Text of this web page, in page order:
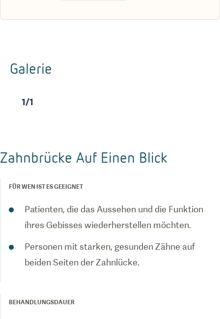
Galerie
1/1
Zahnbrücke Auf Einen Blick
FÜR WEN IST ES GEEIGNET
Patienten, die das Aussehen und die Funktion
ihres Gebisses wiederherstellen möchten.
Personen mit starken, gesunden Zähne auf
beiden Seiten der Zahnlücke.
BEHANDLUNGSDAUER